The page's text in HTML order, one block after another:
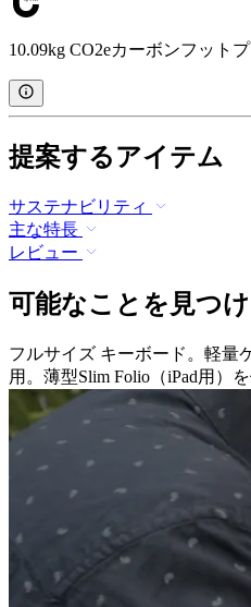
10.09kg CO2eカーボンフット
提案するアイテム
サステナビリティ
主な特長
レビュー
可能なことを見つ
フルサイズ キーボード。軽量
用。薄型Slim Folio（iPad用）を